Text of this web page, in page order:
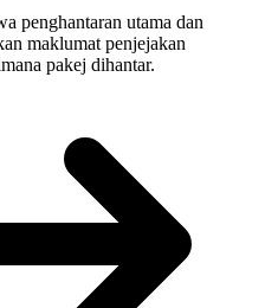
penghantaran utama dan
maklumat penjejakan
pakej dihantar.